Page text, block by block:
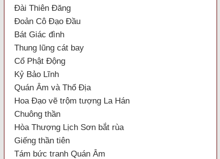
Đài Thiên Đăng
Đoản Cô Đạo Đầu
Bát Giác đình
Thung lũng cát bay
Cổ Phật Động
Kỷ Bảo Lĩnh
Quán Âm và Thổ Địa
Hoa Đạo vẽ trộm tượng La Hán
Chuông thần
Hòa Thượng Lịch Sơn bắt rùa
Giếng thần tiên
Tám bức tranh Quán Âm